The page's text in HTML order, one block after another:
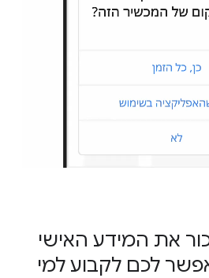
את המידע האישי
לכם לקבוע למי